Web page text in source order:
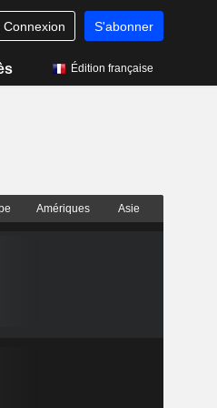
Connexion S'abonner
Édition française
Amériques Asie